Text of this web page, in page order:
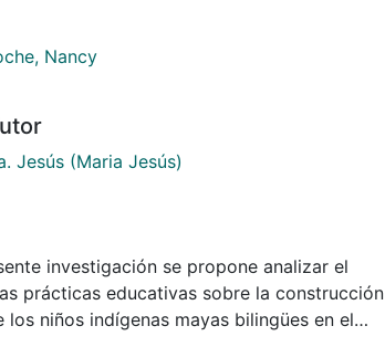
Nancy
Jesús (Maria Jesús)
investigación se propone analizar el
prácticas educativas sobre la construcción
los niños indígenas mayas bilingües en el